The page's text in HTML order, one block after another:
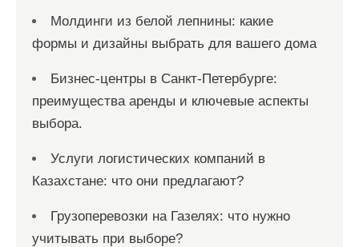
Молдинги из белой лепнины: какие
формы и дизайны выбрать для вашего дома
Бизнес-центры в Санкт-Петербурге:
преимущества аренды и ключевые аспекты
выбора.
Услуги логистических компаний в
Казахстане: что они предлагают?
Грузоперевозки на Газелях: что нужно
учитывать при выборе?